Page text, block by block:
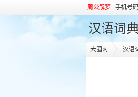
周公解梦 手机号
汉语词
大圈网 汉语